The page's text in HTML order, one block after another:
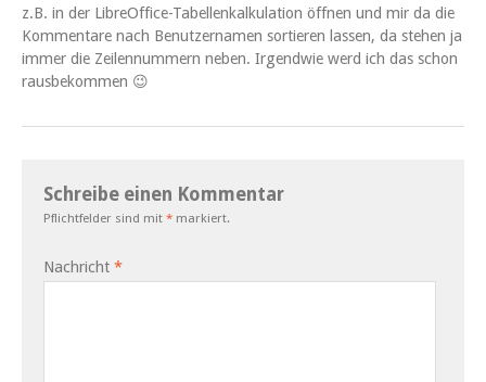
z.B. in der Libre­Of­fice-Tabel­lenkalku­la­tion öff­nen und mir da die
Kom­mentare nach Benutzer­na­men sortieren lassen, da ste­hen ja
immer die Zeilen­num­mern neben. Irgend­wie werd ich das schon
rausbekommen 😉
Schreibe einen Kommentar
Pflichtfelder sind mit * markiert.
Nachricht *